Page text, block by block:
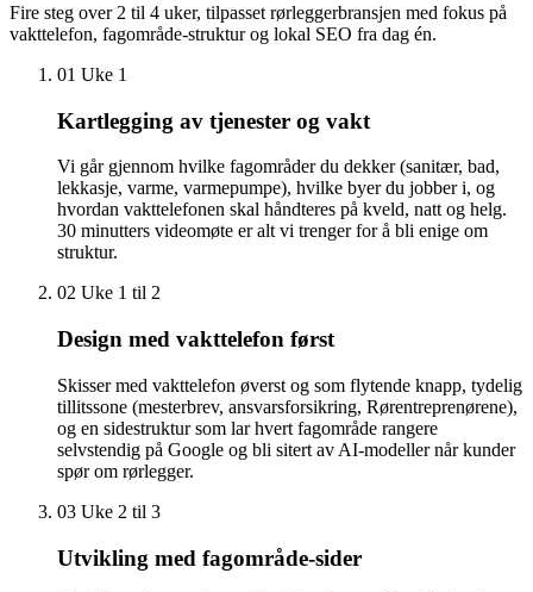
Fire steg over 2 til 4 uker, tilpasset rørleggerbransjen med fokus på
vakttelefon, fagområde-struktur og lokal SEO fra dag én.
01 Uke 1
Kartlegging av tjenester og vakt
Vi går gjennom hvilke fagområder du dekker (sanitær, bad,
lekkasje, varme, varmepumpe), hvilke byer du jobber i, og
hvordan vakttelefonen skal håndteres på kveld, natt og helg.
30 minutters videomøte er alt vi trenger for å bli enige om
struktur.
02 Uke 1 til 2
Design med vakttelefon først
Skisser med vakttelefon øverst og som flytende knapp, tydelig
tillitssone (mesterbrev, ansvarsforsikring, Rørentreprenørene),
og en sidestruktur som lar hvert fagområde rangere
selvstendig på Google og bli sitert av AI-modeller når kunder
spør om rørlegger.
03 Uke 2 til 3
Utvikling med fagområde-sider